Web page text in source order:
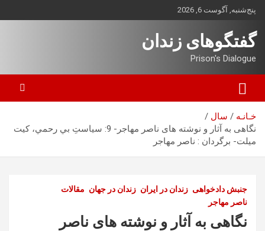
محتوا
بروید
پنج‌شنبه, آگوست 6, 2026
گفتگوهای زندان
Prison's Dialogue
خـانـه
سال
نگاهی به آثار و نوشته های ناصر مهاجر- 9: سياستِ بي رحمي، کيت
ميلت- برگردان : ناصر مهاجر
جنبش دادخواهی زندان در ایران زندان در جهان مقالات
ناصر مهاجر
نگاهی به آثار و نوشته های ناصر